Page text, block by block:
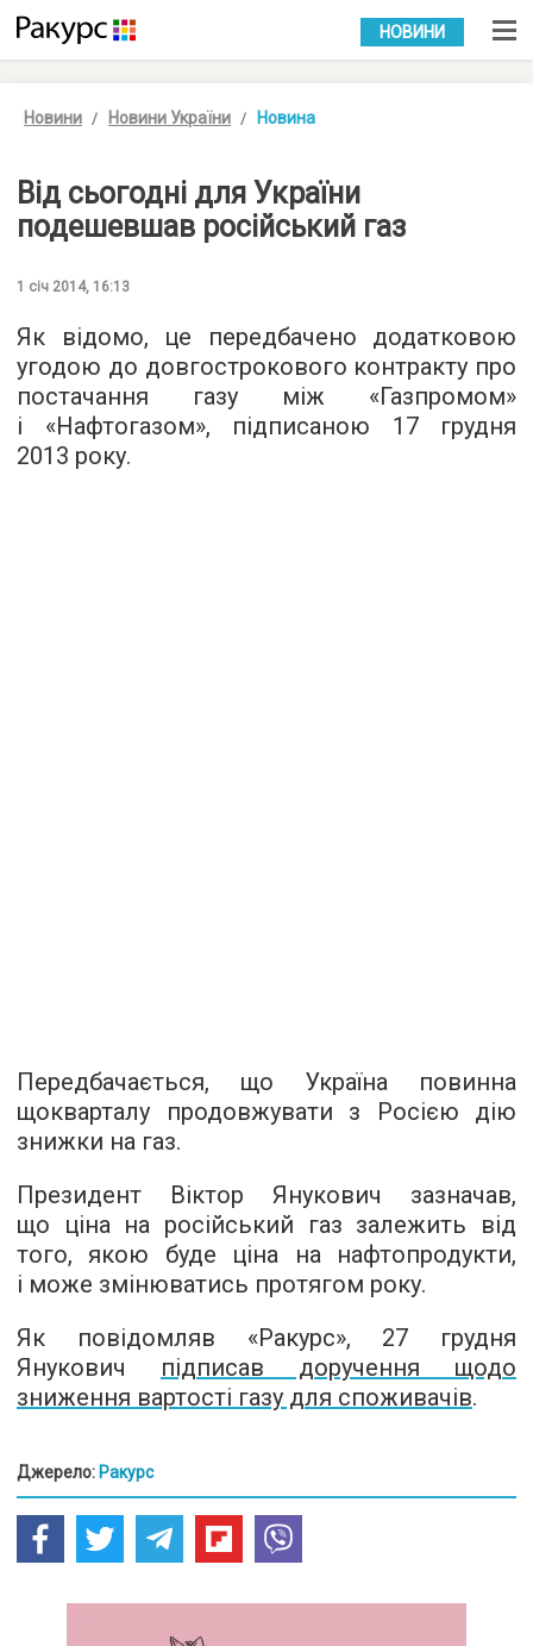
УКР РУС
НОВИНИ
Новини Новини України Новина
Від сьогодні для України
подешевшав російський газ
1 січ 2014, 16:13
Як відомо, це передбачено додатковою
угодою до довгострокового контракту про
постачання газу між «Газпромом»
і «Нафтогазом», підписаною 17 грудня
2013 року.
Передбачається, що Україна повинна
щокварталу продовжувати з Росією дію
знижки на газ.
Президент Віктор Янукович зазначав,
що ціна на російський газ залежить від
того, якою буде ціна на нафтопродукти,
і може змінюватись протягом року.
Як повідомляв «Ракурс», 27 грудня
Янукович підписав доручення щодо
зниження вартості газу для споживачів.
Джерело: Ракурс